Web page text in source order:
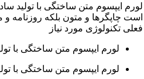
لورم ایپسوم متن ساختگی با تولید
است چاپگرها و متون بلکه روزنامه
فعلی تکنولوژی مورد نیاز
لورم ایپسوم متن ساختگی با
لورم ایپسوم متن ساختگی با